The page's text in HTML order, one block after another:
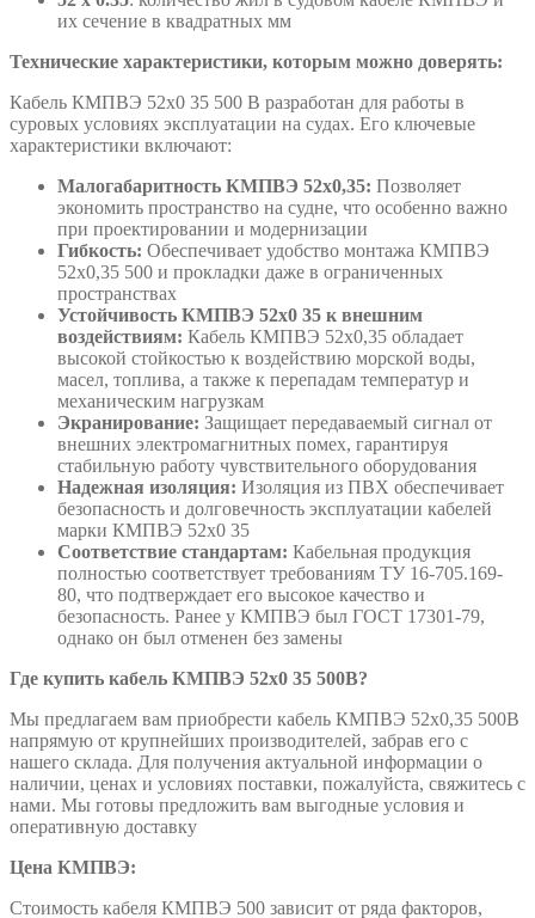
их сечение в квадратных мм
Технические характеристики, которым можно доверять:
Кабель КМПВЭ 52х0 35 500 В разработан для работы в
суровых условиях эксплуатации на судах. Его ключевые
характеристики включают:
Малогабаритность КМПВЭ 52х0,35: Позволяет
экономить пространство на судне, что особенно важно
при проектировании и модернизации
Гибкость: Обеспечивает удобство монтажа КМПВЭ
52х0,35 500 и прокладки даже в ограниченных
пространствах
Устойчивость КМПВЭ 52х0 35 к внешним
воздействиям: Кабель КМПВЭ 52х0,35 обладает
высокой стойкостью к воздействию морской воды,
масел, топлива, а также к перепадам температур и
механическим нагрузкам
Экранирование: Защищает передаваемый сигнал от
внешних электромагнитных помех, гарантируя
стабильную работу чувствительного оборудования
Надежная изоляция: Изоляция из ПВХ обеспечивает
безопасность и долговечность эксплуатации кабелей
марки КМПВЭ 52х0 35
Соответствие стандартам: Кабельная продукция
полностью соответствует требованиям ТУ 16-705.169-
80, что подтверждает его высокое качество и
безопасность. Ранее у КМПВЭ был ГОСТ 17301-79,
однако он был отменен без замены
Где купить кабель КМПВЭ 52х0 35 500В?
Мы предлагаем вам приобрести кабель КМПВЭ 52х0,35 500В
напрямую от крупнейших производителей, забрав его с
нашего склада. Для получения актуальной информации о
наличии, ценах и условиях поставки, пожалуйста, свяжитесь с
нами. Мы готовы предложить вам выгодные условия и
оперативную доставку
Цена КМПВЭ:
Стоимость кабеля КМПВЭ 500 зависит от ряда факторов,